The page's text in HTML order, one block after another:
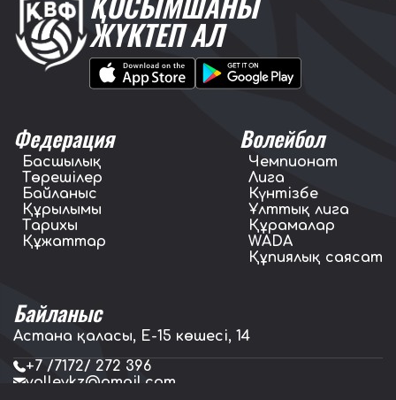
ЖҮКТЕП АЛ
Федерация
Басшылық
Төрешілер
Байланыс
Құрылымы
Тарихы
Құжаттар
Волейбол
Чемпионат
Лига
Күнтізбе
Ұлттық лига
Құрамалар
WADA
Құпиялық саясат
Байланыс
Астана қаласы, E-15 көшесі, 14
+7 /7172/ 272 396
volleykz@gmail.com